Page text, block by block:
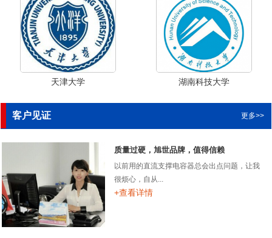
天津大学 湖南科技大学
客户见证 更多>>
质量过硬，旭世品牌，值得信赖
以前用的直流支撑电容器总会出点问题，让我
很烦心，自从...
+查看详情